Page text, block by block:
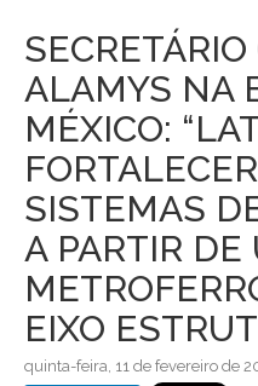
ALAMYS NA
MÉXICO:
SISTEMAS
A PARTIR DE
EIXO
quinta-feira, 11 de fevereiro de